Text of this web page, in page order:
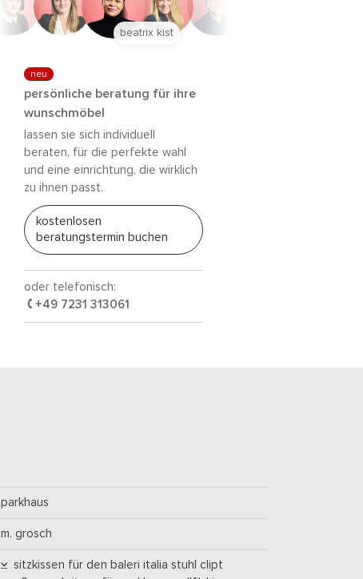
neu
persönliche beratung für ihre
wunschmöbel
lassen sie sich individuell
beraten, für die perfekte wahl
und eine einrichtung, die wirklich
zu ihnen passt.
kostenlosen
beratungstermin buchen
oder telefonisch:
+49 7231 313061
beatrix kist
parkhaus
m. grosch
sitzkissen für den baleri italia stuhl clipt